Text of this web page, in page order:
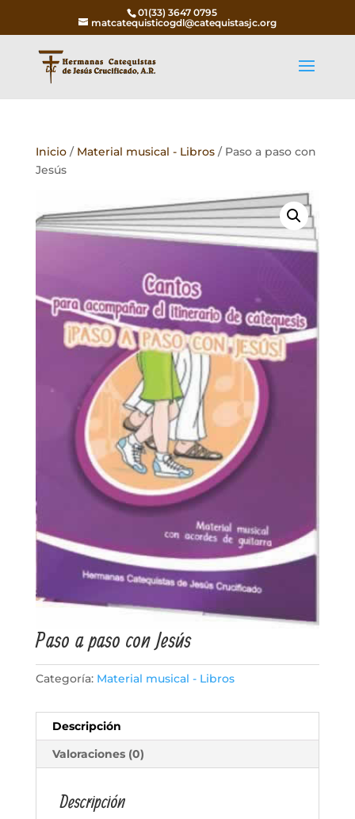
01(33) 3647 0795
matcatequisticogdl@catequistasjc.org
Inicio/ Material musical - Libros/ Paso a paso con
Jesús
Paso a paso con Jesús
Categoría: Material musical - Libros
Descripción
Valoraciones (0)
Descripción